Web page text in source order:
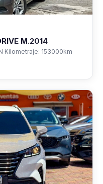
M.2014
Kilometraje: 153000km